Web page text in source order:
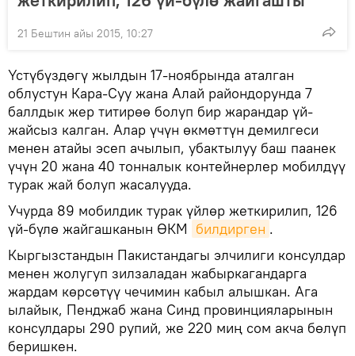
21 Бештин айы 2015, 10:27
Үстүбүздөгү жылдын 17-ноябрында аталган
облустун Кара-Суу жана Алай райондорунда 7
баллдык жер титирөө болуп бир жарандар үй-
жайсыз калган. Алар үчүн өкмөттүн демилгеси
менен атайы эсеп ачылып, убактылуу баш паанек
үчүн 20 жана 40 тонналык контейнерлер мобилдүү
турак жай болуп жасалууда.
Учурда 89 мобилдик турак үйлөр жеткирилип, 126
үй-бүлө жайгашканын ӨКМ билдирген .
Кыргызстандын Пакистандагы элчилиги консулдар
менен жолугуп зилзаладан жабыркагандарга
жардам көрсөтүү чечимин кабыл алышкан. Ага
ылайык, Пенджаб жана Синд провинцияларынын
консулдары 290 рупий, же 220 миң сом акча бөлүп
беришкен.